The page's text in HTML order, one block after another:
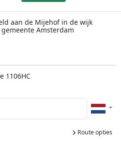
aan de Mijehof in de wijk
Amsterdam
1106HC
Route opties